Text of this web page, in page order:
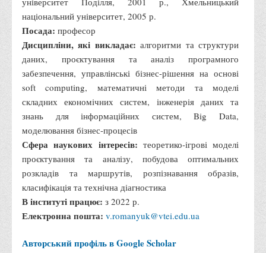
Грантових проєктів
Грантові проєкти ВТЕІ ДТЕУ
Підтримки технологій та інновацій (TISC)
Психологічного сприяння
Бібліотека
Музей грошей
Студенту
Довідник студента
Реквізити для оплати
Права та обов'язки студентів
Інформація про гуртожитки
національний університет, 2005 р.
Посада: професор
Дисципліни, які викладає:алгоритми та структури
даних, проєктування та аналіз програмного
забезпечення, управлінські бізнес-рішення на основі
soft computing, математичні методи та моделі
складних економічних систем, інженерія даних та
знань для інформаційних систем, Big Data,
моделювання бізнес-процесів
Сфера наукових інтересів: теоретико-ігрові моделі
проєктування та аналізу, побудова оптимальних
розкладів та маршрутів, розпізнавання образів,
класифікація та технічна діагностика
В інституті працює: з 2022 р.
Електронна пошта: v.romanyuk@vtei.edu.ua
Авторський профіль в Google Scholar